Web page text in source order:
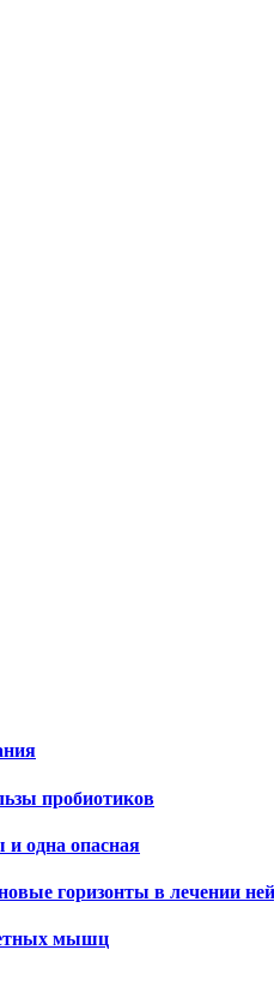
пробиотиков
одна опасная
горизонты в лечении
мышц